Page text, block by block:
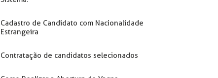
Cadastro de Candidato com Nacionalidade
Estrangeira
Contratação de candidatos selecionados